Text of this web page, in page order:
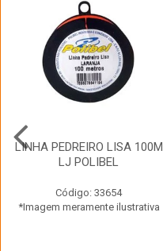
LINHA PEDREIRO LISA 100M
LJ POLIBEL
Código: 33654
*Imagem meramente ilustrativa